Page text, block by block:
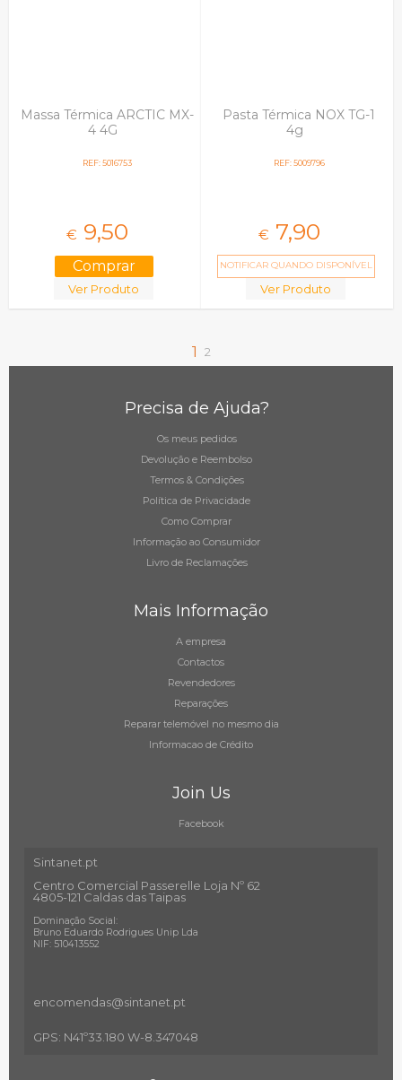
Massa Térmica ARCTIC MX-
4 4G
REF: 5016753
€ 9,50
Ver Produto
Pasta Térmica NOX TG-1
4g
REF: 5009796
€ 7,90
NOTIFICAR QUANDO DISPONÍVEL
Ver Produto
1 2
Precisa de Ajuda?
Os meus pedidos
Devolução e Reembolso
Termos & Condições
Política de Privacidade
Como Comprar
Informação ao Consumidor
Livro de Reclamações
Mais Informação
A empresa
Contactos
Revendedores
Reparações
Reparar telemóvel no mesmo dia
Informacao de Crédito
Join Us
Facebook
Sintanet.pt
Centro Comercial Passerelle Loja Nº 62
4805-121 Caldas das Taipas
Dominação Social:
Bruno Eduardo Rodrigues Unip Lda
NIF: 510413552
encomendas@sintanet .pt
GPS: N41º33.180 W-8.347048